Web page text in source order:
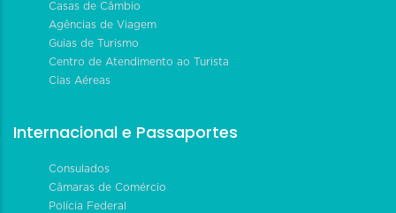
Casas de Câmbio
Agências de Viagem
Guias de Turismo
Centro de Atendimento ao Turista
Cias Aéreas
Internacional e Passaportes
Consulados
Câmaras de Comércio
Polícia Federal